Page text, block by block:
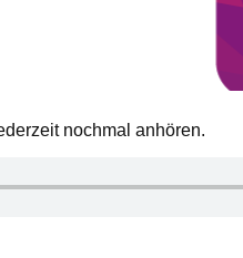
nochmal anhören.